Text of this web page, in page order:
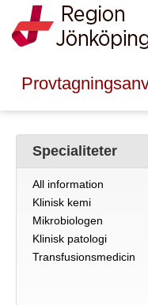
Specialiteter
All information
Klinisk kemi
Mikrobiologen
Klinisk patologi
Transfusionsmedicin